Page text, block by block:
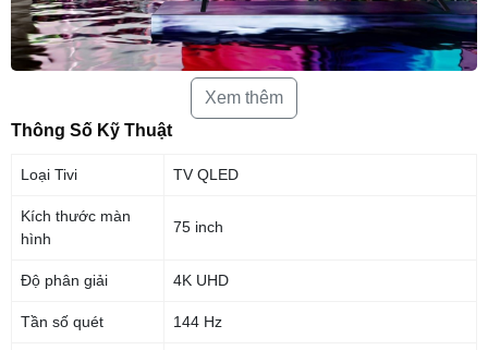
REGZA Engine ZRi tinh chỉnh bởi chuyên gia
hình ảnh
Thế hệ REGZA Engine ZRi được tối ưu bởi các chuyên gia hình ảnh, kết
hợp xử lý AI tiên tiến và kỹ thuật mô phỏng chính xác, mang đến hình
ảnh và âm thanh chân thực.
Xem thêm
Thông Số Kỹ Thuật
Loại Tivi TV QLED
Kích thước màn
hình
75 inch
Độ phân giải 4K UHD
Tần số quét 144 Hz